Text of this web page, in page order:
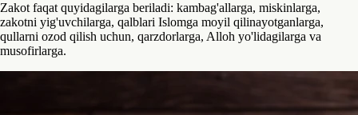
Zakot faqat quyidagilarga beriladi: kambag'allarga, miskinlarga,
zakotni yig'uvchilarga, qalblari Islomga moyil qilinayotganlarga,
qullarni ozod qilish uchun, qarzdorlarga, Alloh yo'lidagilarga va
musofirlarga.